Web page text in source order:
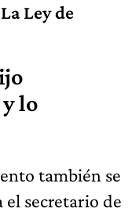
La Ley de
lo
también se
el secretario de